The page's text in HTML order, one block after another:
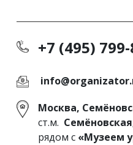
+7 (495) 799-
Москва,
ст.м.
рядом с «Музеем